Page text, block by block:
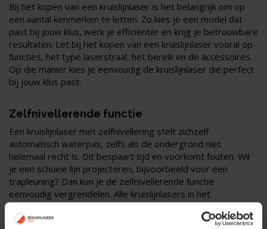
Bij het kopen van een kruislijnlaser is het belangrijk om op
een aantal kenmerken te letten. Zo kies je een model dat
past bij jouw klus, werk je efficiënter en krijg je betrouwbare
resultaten. Let bij het kopen van een kruislijnlaser vooral op
functies, het type laserstraal, het bereik en de accessoires.
Op die manier kies je eenvoudig de kruislijnlaser die perfect
bij jouw klus past:
Zelfnivellerende functie
Een kruislijnlaser met zelfnivellering stelt zichzelf
automatisch waterpas, zelfs als de ondergrond niet
helemaal recht is. Dit bespaart tijd en voorkomt fouten. Wil
je een schuine lijn projecteren, bijvoorbeeld voor een
trapleuning? Dan kun je de zelfnivellerende functie
eenvoudig vergrendelen. Alle kruislijnlasers in het
assortiment van Bouwlasersonline zijn zelfnivellerend.